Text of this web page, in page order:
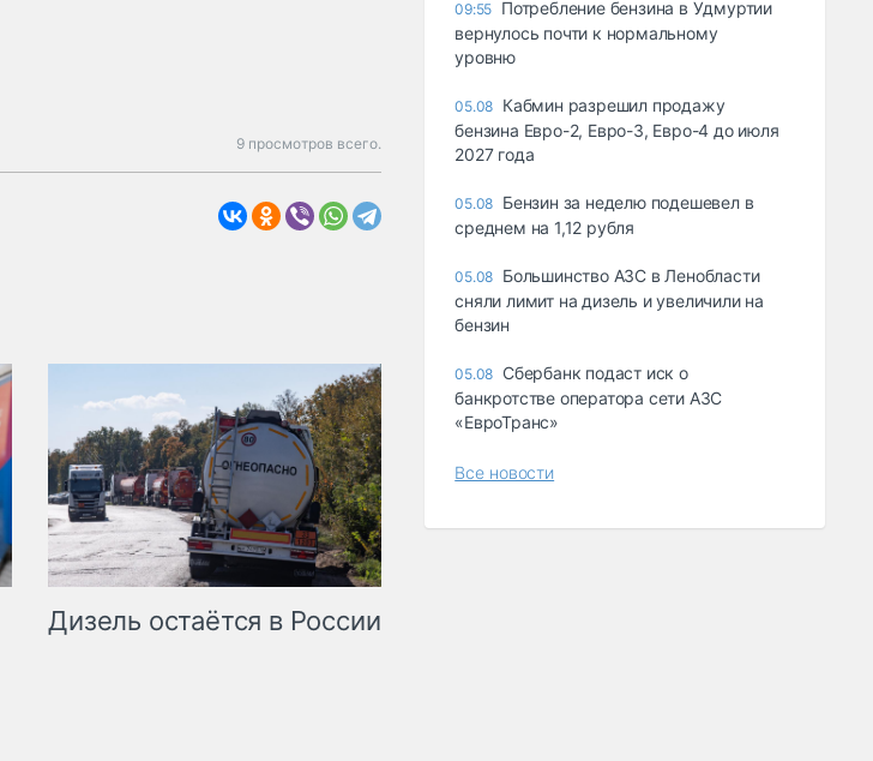
9 просмотров всего.
Дизель остаётся в России
09:55 Потребление бензина в Удмуртии
вернулось почти к нормальному
уровню
05.08 Кабмин разрешил продажу
бензина Евро-2, Евро-3, Евро-4 до июля
2027 года
05.08 Бензин за неделю подешевел в
среднем на 1,12 рубля
05.08 Большинство АЗС в Ленобласти
сняли лимит на дизель и увеличили на
бензин
05.08 Сбербанк подаст иск о
банкротстве оператора сети АЗС
«ЕвроТранс»
Все новости